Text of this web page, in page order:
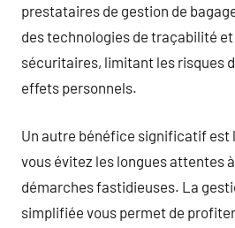
prestataires de gestion de
des technologies de traçabilité
sécuritaires, limitant les risques
effets personnels.
Un autre bénéfice significatif est
vous évitez les longues attentes
démarches fastidieuses. La
simplifiée vous permet de